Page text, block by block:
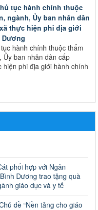
tục hành chính thuộc
ngành, Ủy ban nhân dân
thực hiện phi địa giới
Dương
hành chính thuộc thẩm
Ủy ban nhân dân cấp
phi địa giới hành chính
luật năm 2025 của ngành
Cát
năm 2025 của ngành
bị bãi bỏ trong lĩnh
dục quốc dân và cơ sở
quyết của Sở Giáo dục
bị bãi bỏ trong lĩnh vực
phối hợp với Ngân
Dương trao tặng quà
giáo dục và y tế
đề “Nền tảng cho giáo